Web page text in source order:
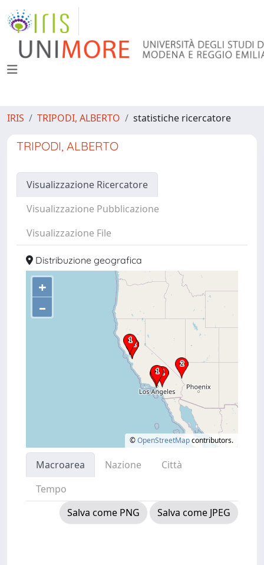
IRIS TRIPODI, ALBERTO statistiche ricercatore
TRIPODI, ALBERTO
Visualizzazione Ricercatore
Visualizzazione Pubblicazione
Visualizzazione File
Distribuzione geografica
+
–
©OpenStreetMapcontributors.
Macroarea Nazione
Città
Tempo
Salva come PNG
Salva come JPEG